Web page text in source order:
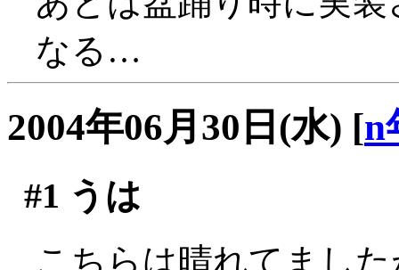
なる…
2004年06月30日(水) [n
#1 うは
こちらは晴れてまし